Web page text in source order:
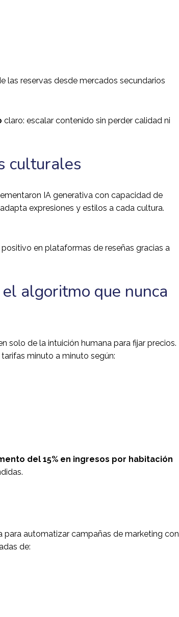
las reservas desde mercados secundarios
claro: escalar contenido sin perder calidad ni
culturales
IA generativa con capacidad de
expresiones y estilos a cada cultura.
en plataformas de reseñas gracias a
algoritmo que nunca
solo de la intuición humana para fijar precios.
minuto a minuto según:
del 15% en ingresos por habitación
automatizar campañas de marketing con
de: